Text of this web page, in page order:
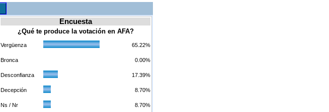
Encuesta
¿Qué te produce la votación en AFA?
Vergüenza 65.22%
Bronca 0.00%
Desconfianza 17.39%
Decepción 8.70%
Ns / Nr 8.70%